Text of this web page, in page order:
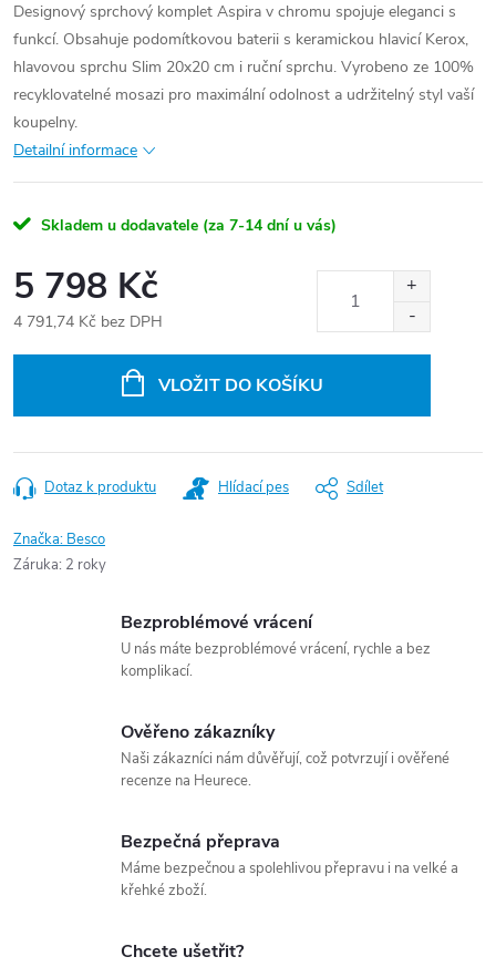
Designový sprchový komplet Aspira v chromu spojuje eleganci s
funkcí. Obsahuje podomítkovou baterii s keramickou hlavicí Kerox,
hlavovou sprchu Slim 20x20 cm i ruční sprchu. Vyrobeno ze 100%
recyklovatelné mosazi pro maximální odolnost a udržitelný styl vaší
koupelny.
Detailní informace
Skladem u dodavatele (za 7-14 dní u vás)
5 798 Kč
4 791,74 Kč bez DPH
VLOŽIT DO KOŠÍKU
Dotaz k produktu Hlídací pes Sdílet
Značka: Besco
Záruka: 2 roky
Bezproblémové vrácení
U nás máte bezproblémové vrácení, rychle a bez
komplikací.
Ověřeno zákazníky
Naši zákazníci nám důvěřují, což potvrzují i ověřené
recenze na Heurece.
Bezpečná přeprava
Máme bezpečnou a spolehlivou přepravu i na velké a
křehké zboží.
Chcete ušetřit?